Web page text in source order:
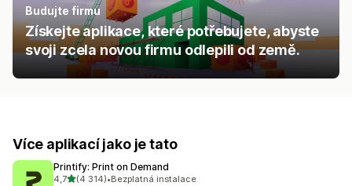
Budujte firmu
Získejte aplikace, které potřebujete, abyste
svoji zcela novou firmu odlepili od země.
Více aplikací jako je tato
Printify: Print on Demand
4,7z 5 hvězd
(4 314)
Celkový počet recenzí: 4314
•Bezplatná instalace